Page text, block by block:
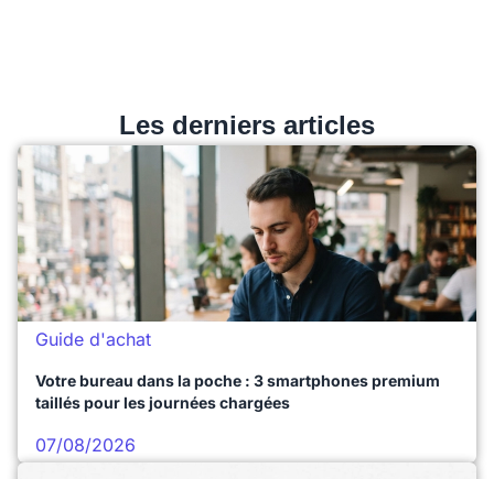
Les derniers articles
Guide d'achat
Votre bureau dans la poche : 3 smartphones premium
taillés pour les journées chargées
07/08/2026